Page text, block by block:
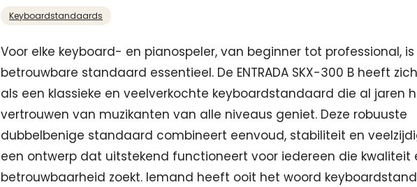
Keyboardstandaards
Voor elke keyboard- en pianospeler, van beginner tot professional, is
betrouwbare standaard essentieel. De ENTRADA SKX-300 B heeft
als een klassieke en veelverkochte keyboardstandaard die al jaren
vertrouwen van muzikanten van alle niveaus geniet. Deze robuuste
dubbelbenige standaard combineert eenvoud, stabiliteit en
een ontwerp dat uitstekend functioneert voor iedereen die kwaliteit
betrouwbaarheid zoekt. Iemand heeft ooit het woord